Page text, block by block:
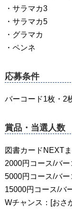
・サラマカ3
・サラマカ5
・グラマカ
・ペンネ
応募条件
バーコード1枚・2
賞品・当選人数
図書カードNEXT
2000円コース/バ
5000円コース/バ
15000円コース/バ
Wチャンス：[おさ